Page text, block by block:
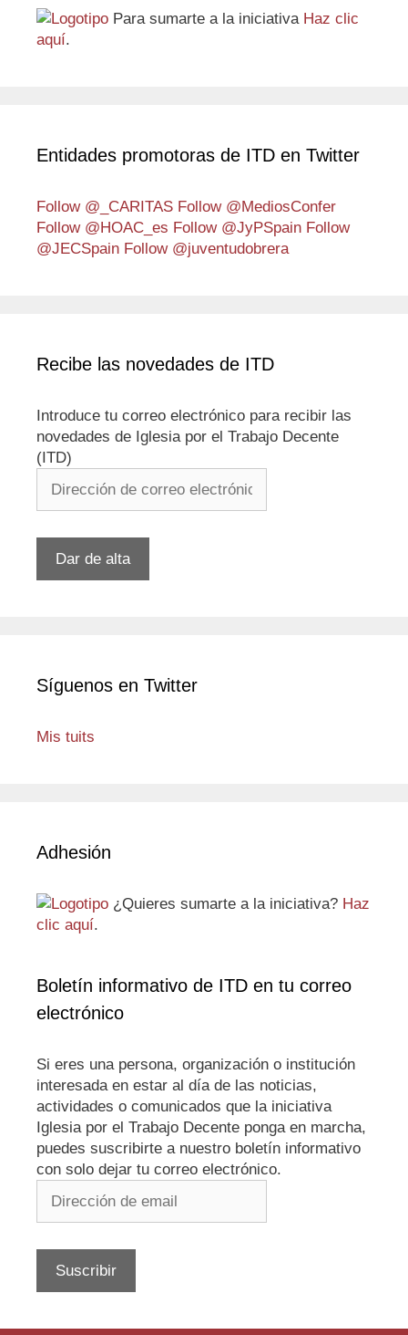
Para sumarte a la iniciativa Haz clic
aquí.
Entidades promotoras de ITD en Twitter
Follow @_CARITAS Follow @MediosConfer
Follow @HOAC_es Follow @JyPSpain Follow
@JECSpain Follow @juventudobrera
Recibe las novedades de ITD
Introduce tu correo electrónico para recibir las
novedades de Iglesia por el Trabajo Decente
(ITD)
electrónico
Dar de alta
Síguenos en Twitter
Mis tuits
Adhesión
¿Quieres sumarte a la iniciativa? Haz
clic aquí.
Boletín informativo de ITD en tu correo
electrónico
Si eres una persona, organización o institución
interesada en estar al día de las noticias,
actividades o comunicados que la iniciativa
Iglesia por el Trabajo Decente ponga en marcha,
puedes suscribirte a nuestro boletín informativo
con solo dejar tu correo electrónico.
Suscribir